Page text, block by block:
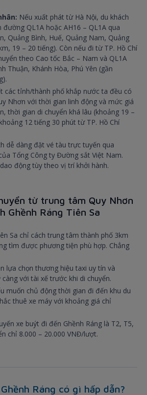
Nếu xuất phát từ Hà Nội, du khách
QL1A hoặc AH16 – QL1A qua
Quảng Bình, Huế, Quảng Nam, Quảng
19 – 20 tiếng). Còn nếu đi từ TP. Hồ Chí
theo Cao tốc Bắc – Nam và QL1A
Thuận, Khánh Hòa, Phú Yên (gần
các tỉnh/thành phố khắp nước ta đều có
Nhơn với thời gian linh động và mức giá
thời gian di chuyển khá lâu (khoảng 19 –
12 tiếng 30 phút từ TP. Hồ Chí
dễ dàng đặt vé tàu trực tuyến qua
Tổng Công ty Đường sắt Việt Nam.
động tùy theo vị trí khởi hành.
từ trung tâm Quy Nhơn
Ghềnh Ráng Tiên Sa
Sa chỉ cách trung tâm thành phố 3km
tìm được phương tiện phù hợp. Chẳng
lựa chọn thương hiệu taxi uy tín và
với tài xế trước khi di chuyển.
muốn chủ động thời gian đi đến khu du
thuê xe máy với khoảng giá chỉ
xe buýt đi đến Ghềnh Ráng là T2, T5,
chỉ 8.000 – 20.000 VNĐ/lượt.
Ráng có gì hấp dẫn?